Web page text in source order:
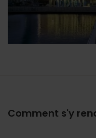
Comment s'y